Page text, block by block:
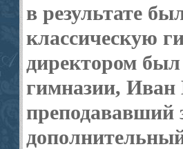
в результате
классическую
директором был
гимназии, Иван
преподававший